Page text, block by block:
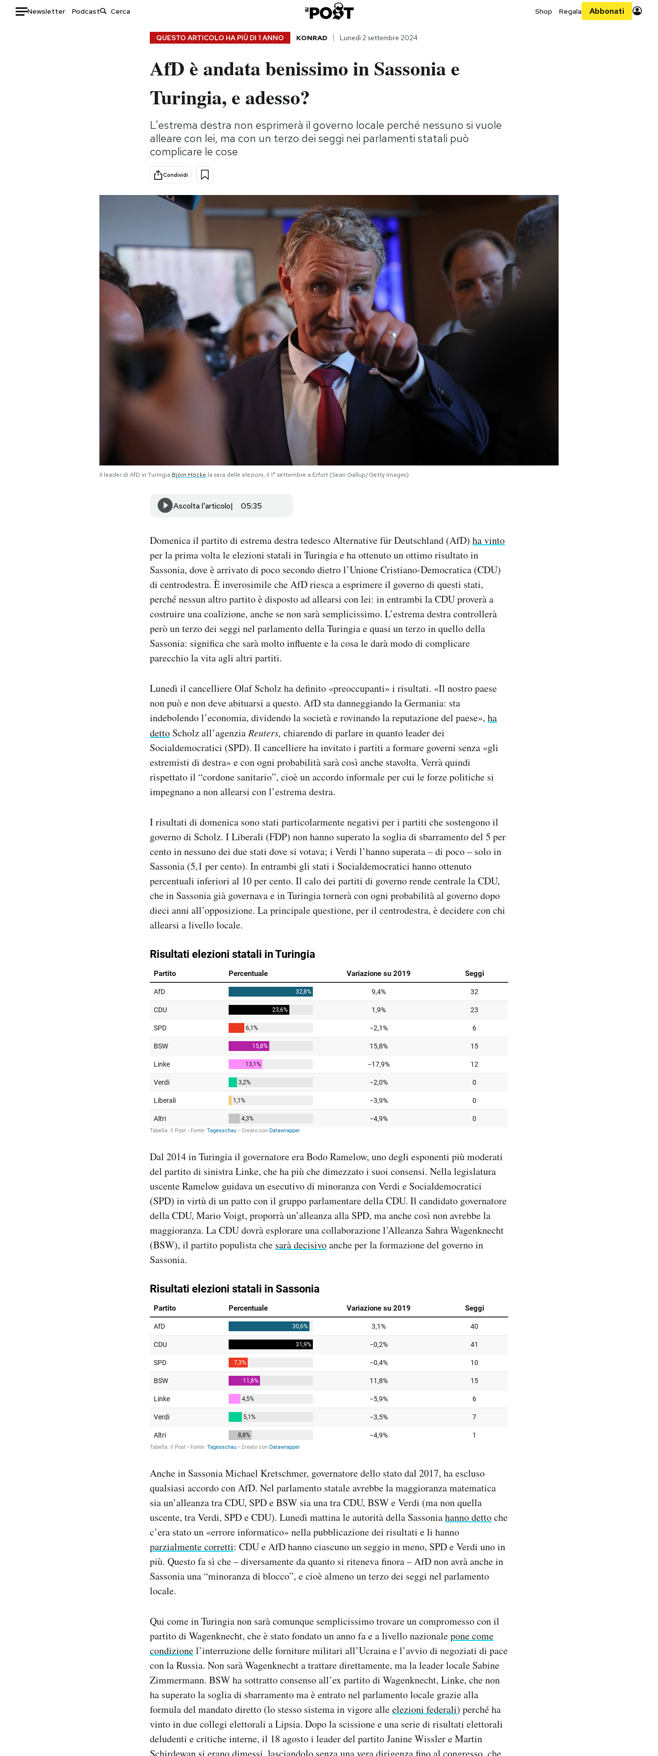
Newsletter Podcast Shop Regala Abbonati
Storie/Idee
Ok Boomer!
Altrecose
Mondiali calcio 2026
Hai bisogno di aiuto?
QUESTO ARTICOLO HA PIÙ DI 1 ANNO KONRAD Lunedì 2 settembre 2024
AfD è andata benissimo in Sassonia e
Turingia, e adesso?
L’estrema destra non esprimerà il governo locale perché nessuno si vuole
alleare con lei, ma con un terzo dei seggi nei parlamenti statali può
complicare le cose
Condividi
Il leader di AfD in Turingia Björn Höcke la sera delle elezioni, il 1° settembre a Erfurt (Sean Gallup/Getty Images)
Ascolta l'articolo 05:35
Domenica il partito di estrema destra tedesco Alternative für Deutschland (AfD) ha vinto
per la prima volta le elezioni statali in Turingia e ha ottenuto un ottimo risultato in
Sassonia, dove è arrivato di poco secondo dietro l’Unione Cristiano-Democratica (CDU)
di centrodestra. È inverosimile che AfD riesca a esprimere il governo di questi stati,
perché nessun altro partito è disposto ad allearsi con lei: in entrambi la CDU proverà a
costruire una coalizione, anche se non sarà semplicissimo. L’estrema destra controllerà
però un terzo dei seggi nel parlamento della Turingia e quasi un terzo in quello della
Sassonia: significa che sarà molto influente e la cosa le darà modo di complicare
parecchio la vita agli altri partiti.
Lunedì il cancelliere Olaf Scholz ha definito «preoccupanti» i risultati. «Il nostro paese
non può e non deve abituarsi a questo. AfD sta danneggiando la Germania: sta
indebolendo l’economia, dividendo la società e rovinando la reputazione del paese», ha
detto Scholz all’agenziaReuters, chiarendo di parlare in quanto leader dei
Socialdemocratici (SPD). Il cancelliere ha invitato i partiti a formare governi senza «gli
estremisti di destra» e con ogni probabilità sarà così anche stavolta. Verrà quindi
rispettato il “cordone sanitario”, cioè un accordo informale per cui le forze politiche si
impegnano a non allearsi con l’estrema destra.
I risultati di domenica sono stati particolarmente negativi per i partiti che sostengono il
governo di Scholz. I Liberali (FDP) non hanno superato la soglia di sbarramento del 5 per
cento in nessuno dei due stati dove si votava; i Verdi l’hanno superata – di poco – solo in
Sassonia (5,1 per cento). In entrambi gli stati i Socialdemocratici hanno ottenuto
percentuali inferiori al 10 per cento. Il calo dei partiti di governo rende centrale la CDU,
che in Sassonia già governava e in Turingia tornerà con ogni probabilità al governo dopo
dieci anni all’opposizione. La principale questione, per il centrodestra, è decidere con chi
allearsi a livello locale.
Dal 2014 in Turingia il governatore era Bodo Ramelow, uno degli esponenti più moderati
del partito di sinistra Linke, che ha più che dimezzato i suoi consensi. Nella legislatura
uscente Ramelow guidava un esecutivo di minoranza con Verdi e Socialdemocratici
(SPD) in virtù di un patto con il gruppo parlamentare della CDU. Il candidato governatore
della CDU, Mario Voigt, proporrà un’alleanza alla SPD, ma anche così non avrebbe la
maggioranza. La CDU dovrà esplorare una collaborazione l’Alleanza Sahra Wagenknecht
(BSW), il partito populista che sarà decisivoanche per la formazione del governo in
Sassonia.
Anche in Sassonia Michael Kretschmer, governatore dello stato dal 2017, ha escluso
qualsiasi accordo con AfD. Nel parlamento statale avrebbe la maggioranza matematica
sia un’alleanza tra CDU, SPD e BSW sia una tra CDU, BSW e Verdi (ma non quella
uscente, tra Verdi, SPD e CDU). Lunedì mattina le autorità della Sassoniahanno dettoche
c’era stato un «errore informatico» nella pubblicazione dei risultati e li hanno
parzialmente corretti: CDU e AfD hanno ciascuno un seggio in meno, SPD e Verdi uno in
più. Questo fa sì che – diversamente da quanto si riteneva finora – AfD non avrà anche in
Sassonia una “minoranza di blocco”, e cioè almeno un terzo dei seggi nel parlamento
locale.
Qui come in Turingia non sarà comunque semplicissimo trovare un compromesso con il
partito di Wagenknecht, che è stato fondato un anno fa e a livello nazionalepone come
condizionel’interruzione delle forniture militari all’Ucraina e l’avvio di negoziati di pace
con la Russia. Non sarà Wagenknecht a trattare direttamente, ma la leader locale Sabine
Zimmermann. BSW ha sottratto consenso all’ex partito di Wagenknecht, Linke, che non
ha superato la soglia di sbarramento ma è entrato nel parlamento locale grazie alla
formula del mandato diretto (lo stesso sistema in vigore alleelezioni federali) perché ha
vinto in due collegi elettorali a Lipsia. Dopo la scissione e una serie di risultati elettorali
deludenti e critiche interne, il 18 agosto i leader del partito Janine Wissler e Martin